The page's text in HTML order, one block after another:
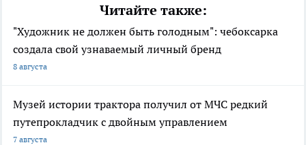
Читайте также:
"Художник не должен быть голодным": чебоксарка
создала свой узнаваемый личный бренд
8 августа
Музей истории трактора получил от МЧС редкий
путепрокладчик с двойным управлением
7 августа